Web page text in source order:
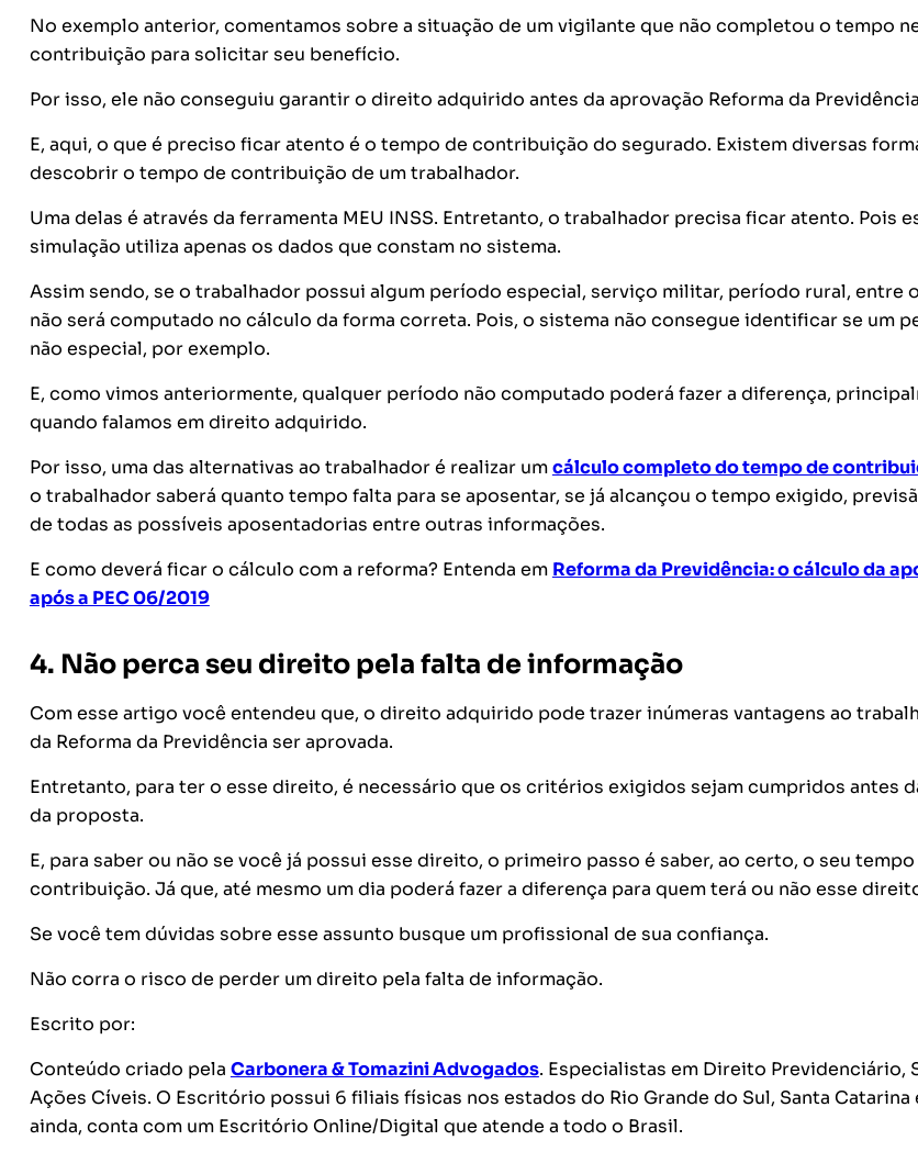
No exemplo anterior, comentamos sobre a situação de um vigilante que não completou o tempo
contribuição para solicitar seu benefício.
Por isso, ele não conseguiu garantir o direito adquirido antes da aprovação Reforma da
E, aqui, o que é preciso ficar atento é o tempo de contribuição do segurado. Existem diversas
descobrir o tempo de contribuição de um trabalhador.
Uma delas é através da ferramenta MEU INSS. Entretanto, o trabalhador precisa ficar atento. Pois
simulação utiliza apenas os dados que constam no sistema.
Assim sendo, se o trabalhador possui algum período especial, serviço militar, período rural, entre
não será computado no cálculo da forma correta. Pois, o sistema não consegue identificar se um
não especial, por exemplo.
E, como vimos anteriormente, qualquer período não computado poderá fazer a diferença,
quando falamos em direito adquirido.
Por isso, uma das alternativas ao trabalhador é realizar umcálculo completo do tempo de
o trabalhador saberá quanto tempo falta para se aposentar, se já alcançou o tempo exigido,
de todas as possíveis aposentadorias entre outras informações.
E como deverá ficar o cálculo com a reforma? Entenda em Reforma da Previdência: o cálculo da
após a PEC 06/2019
4. Não perca seu direito pela falta de informação
Com esse artigo você entendeu que, o direito adquirido pode trazer inúmeras vantagens ao
da Reforma da Previdência ser aprovada.
Entretanto, para ter o esse direito, é necessário que os critérios exigidos sejam cumpridos antes
da proposta.
E, para saber ou não se você já possui esse direito, o primeiro passo é saber, ao certo, o seu tempo
contribuição. Já que, até mesmo um dia poderá fazer a diferença para quem terá ou não esse
Se você tem dúvidas sobre esse assunto busque um profissional de sua confiança.
Não corra o risco de perder um direito pela falta de informação.
Escrito por:
Conteúdo criado pela Carbonera & Tomazini Advogados. Especialistas em Direito Previdenciário,
Ações Cíveis. O Escritório possui 6 filiais físicas nos estados do Rio Grande do Sul, Santa Catarina
ainda, conta com um Escritório Online/Digital que atende a todo o Brasil.